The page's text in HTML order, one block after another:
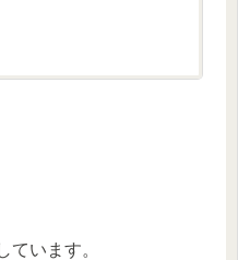
ています。